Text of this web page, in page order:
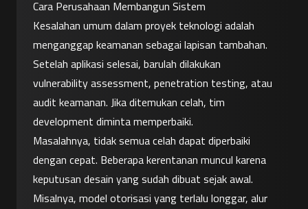
Cara Perusahaan Membangun Sistem
Kesalahan umum dalam proyek teknologi adalah
menganggap keamanan sebagai lapisan tambahan.
Setelah aplikasi selesai, barulah dilakukan
vulnerability assessment, penetration testing, atau
audit keamanan. Jika ditemukan celah, tim
development diminta memperbaiki.
Masalahnya, tidak semua celah dapat diperbaiki
dengan cepat. Beberapa kerentanan muncul karena
keputusan desain yang sudah dibuat sejak awal.
Misalnya, model otorisasi yang terlalu longgar, alur